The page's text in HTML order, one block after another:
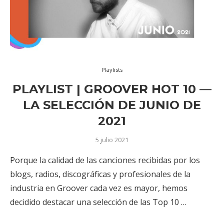
Playlists
PLAYLIST | GROOVER HOT 10 —
LA SELECCIÓN DE JUNIO DE
2021
5 julio 2021
Porque la calidad de las canciones recibidas por los
blogs, radios, discográficas y profesionales de la
industria en Groover cada vez es mayor, hemos
decidido destacar una selección de las Top 10 …